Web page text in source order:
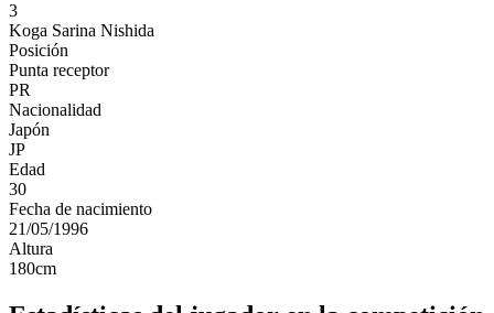
3
Koga Sarina Nishida
Posición
Punta receptor
PR
Nacionalidad
Japón
JP
Edad
30
Fecha de nacimiento
21/05/1996
Altura
180cm